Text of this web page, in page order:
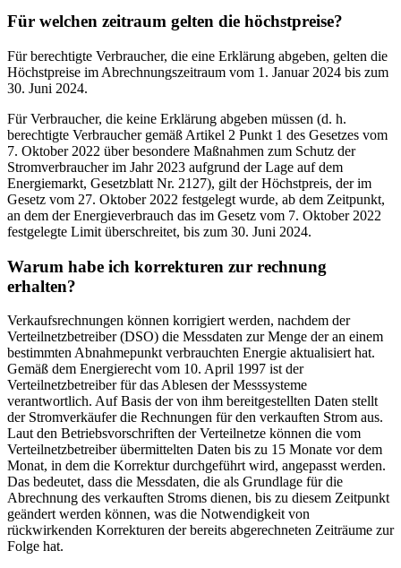
Für welchen zeitraum gelten die höchstpreise?
Für berechtigte Verbraucher, die eine Erklärung abgeben, gelten die
Höchstpreise im Abrechnungszeitraum vom 1. Januar 2024 bis zum
30. Juni 2024.
Für Verbraucher, die keine Erklärung abgeben müssen (d. h.
berechtigte Verbraucher gemäß Artikel 2 Punkt 1 des Gesetzes vom
7. Oktober 2022 über besondere Maßnahmen zum Schutz der
Stromverbraucher im Jahr 2023 aufgrund der Lage auf dem
Energiemarkt, Gesetzblatt Nr. 2127), gilt der Höchstpreis, der im
Gesetz vom 27. Oktober 2022 festgelegt wurde, ab dem Zeitpunkt,
an dem der Energieverbrauch das im Gesetz vom 7. Oktober 2022
festgelegte Limit überschreitet, bis zum 30. Juni 2024.
Warum habe ich korrekturen zur rechnung
erhalten?
Verkaufsrechnungen können korrigiert werden, nachdem der
Verteilnetzbetreiber (DSO) die Messdaten zur Menge der an einem
bestimmten Abnahmepunkt verbrauchten Energie aktualisiert hat.
Gemäß dem Energierecht vom 10. April 1997 ist der
Verteilnetzbetreiber für das Ablesen der Messsysteme
verantwortlich. Auf Basis der von ihm bereitgestellten Daten stellt
der Stromverkäufer die Rechnungen für den verkauften Strom aus.
Laut den Betriebsvorschriften der Verteilnetze können die vom
Verteilnetzbetreiber übermittelten Daten bis zu 15 Monate vor dem
Monat, in dem die Korrektur durchgeführt wird, angepasst werden.
Das bedeutet, dass die Messdaten, die als Grundlage für die
Abrechnung des verkauften Stroms dienen, bis zu diesem Zeitpunkt
geändert werden können, was die Notwendigkeit von
rückwirkenden Korrekturen der bereits abgerechneten Zeiträume zur
Folge hat.